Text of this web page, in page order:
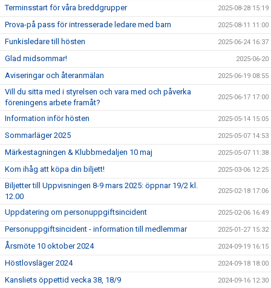
Terminsstart för våra breddgrupper 2025-08-28 15:19
Prova-på pass för intresserade ledare med barn 2025-08-11 11:00
Funkisledare till hösten 2025-06-24 16:37
Glad midsommar! 2025-06-20
Aviseringar och återanmälan 2025-06-19 08:55
Vill du sitta med i styrelsen och vara med och påverka
föreningens arbete framåt?
2025-06-17 17:00
Information inför hösten 2025-05-14 15:05
Sommarläger 2025 2025-05-07 14:53
Märkestagningen & Klubbmedaljen 10 maj 2025-05-07 11:38
Kom ihåg att köpa din biljett! 2025-03-06 12:25
Biljetter till Uppvisningen 8-9 mars 2025: öppnar 19/2 kl.
12.00
2025-02-18 17:06
Uppdatering om personuppgiftsincident 2025-02-06 16:49
Personuppgiftsincident - information till medlemmar 2025-01-27 15:32
Årsmöte 10 oktober 2024 2024-09-19 16:15
Höstlovsläger 2024 2024-09-18 18:00
Kansliets öppettid vecka 38, 18/9 2024-09-16 12:30